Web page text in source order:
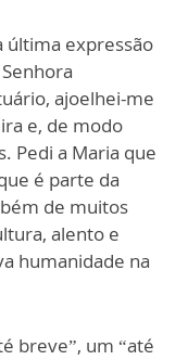
última expressão
ajoelhei-me
e, de modo
Pedi a Maria que
é parte da
de muitos
alento e
humanidade na
breve”, um “até